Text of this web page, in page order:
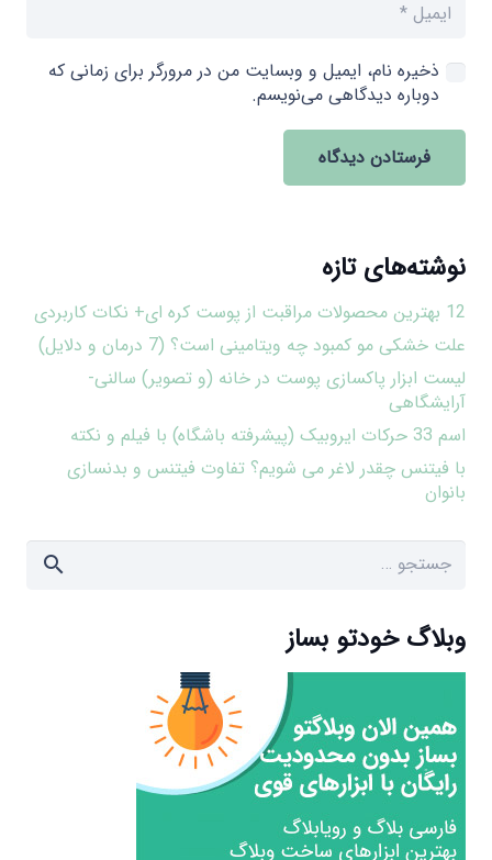
ذخیره نام، ایمیل و وبسایت من در مرورگر برای زمانی که
دوباره دیدگاهی می‌نویسم.
فرستادن دیدگاه
نوشته‌های تازه
12 بهترین محصولات مراقبت از پوست کره ای+ نکات کاربردی
علت خشکی مو کمبود چه ویتامینی است؟ (7 درمان و دلایل)
لیست ابزار پاکسازی پوست در خانه (و تصویر) سالنی-
آرایشگاهی
اسم 33 حرکات ایروبیک (پیشرفته باشگاه) با فیلم و نکته
با فیتنس چقدر لاغر می شویم؟ تفاوت فیتنس و بدنسازی
بانوان
جستجو
وبلاگ خودتو بساز